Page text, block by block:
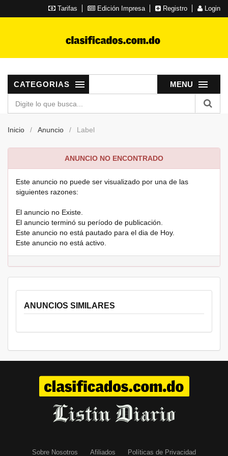
Tarifas Edición Impresa Registro Login
MENU
CATEGORIAS
Inicio Anuncio Label
ANUNCIO NO ENCONTRADO
Este anuncio no puede ser visualizado por una de las
siguientes razones:
El anuncio no Existe.
El anuncio terminó su período de publicación.
Este anuncio no está pautado para el dia de Hoy.
Este anuncio no está activo.
ANUNCIOS SIMILARES
Sobre Nosotros Afiliados Políticas de Privacidad